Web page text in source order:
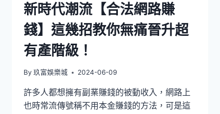
新時代潮流【合法網路賺
錢】這幾招教你無痛晉升超
有產階級！
By 玖富娛樂城 2024-06-09
許多人都想擁有副業賺錢的被動收入，網路上
也時常流傳號稱不用本金賺錢的方法，可是這